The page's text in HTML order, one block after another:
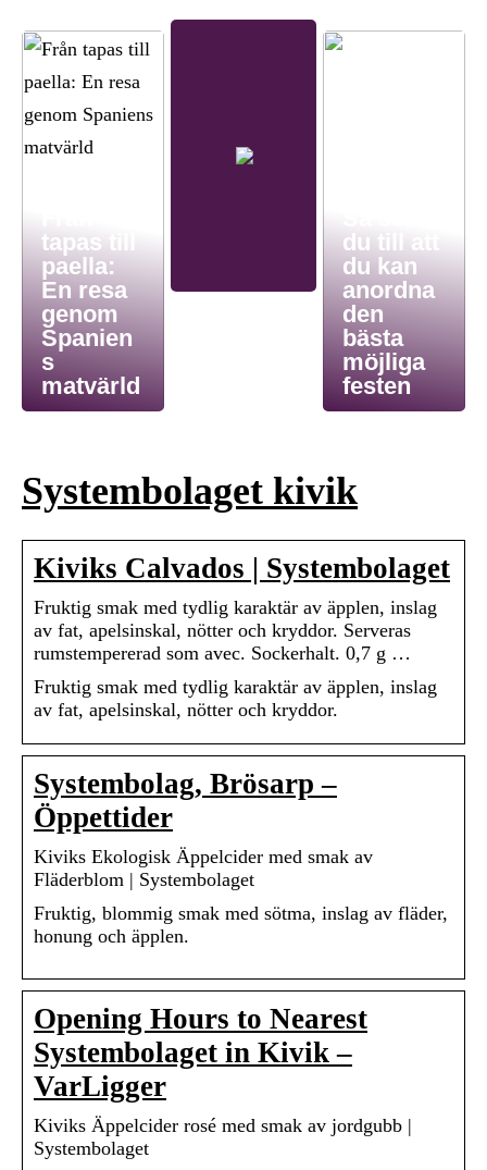
tapas till
paella:
En resa
genom
Spanien
s
matvärld
du till att
du kan
anordna
den
bästa
möjliga
festen
Systembolaget kivik
Kiviks Calvados | Systembolaget
Fruktig smak med tydlig karaktär av äpplen, inslag
av fat, apelsinskal, nötter och kryddor. Serveras
rumstempererad som avec. Sockerhalt. 0,7 g …
Fruktig smak med tydlig karaktär av äpplen, inslag
av fat, apelsinskal, nötter och kryddor.
Systembolag, Brösarp –
Öppettider
Kiviks Ekologisk Äppelcider med smak av
Fläderblom | Systembolaget
Fruktig, blommig smak med sötma, inslag av fläder,
honung och äpplen.
Opening Hours to Nearest
Systembolaget in Kivik –
VarLigger
Kiviks Äppelcider rosé med smak av jordgubb |
Systembolaget